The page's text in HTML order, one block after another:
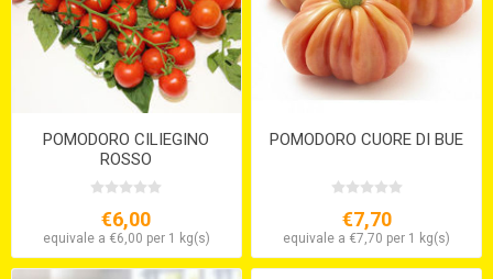
POMODORO CILIEGINO
ROSSO
€6,00
equivale a €6,00 per 1 kg(s)
POMODORO CUORE DI BUE
€7,70
equivale a €7,70 per 1 kg(s)